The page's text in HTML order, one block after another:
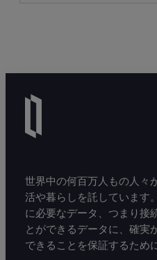
世界中の何百万人もの人々
活や暮らしを託しています
に必要なデータ、つまり接
とができるデータに、確実
できることを保証するため